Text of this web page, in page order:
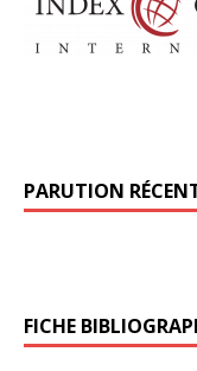
PARUTION
FICHE